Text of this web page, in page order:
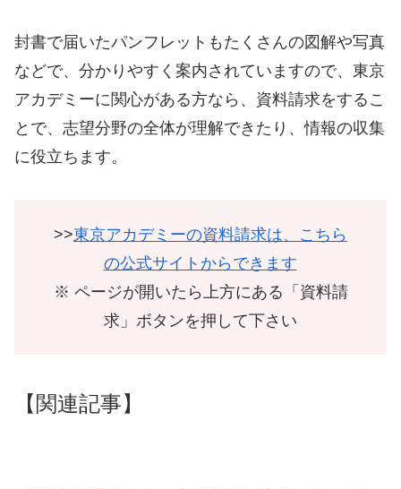
封書で届いたパンフレットもたくさんの図解や写真
などで、分かりやすく案内されていますので、東京
アカデミーに関心がある方なら、資料請求をするこ
とで、志望分野の全体が理解できたり、情報の収集
に役立ちます。
>>東京アカデミーの資料請求は、こちら
の公式サイトからできます
※ ページが開いたら上方にある「資料請
求」ボタンを押して下さい
【関連記事】